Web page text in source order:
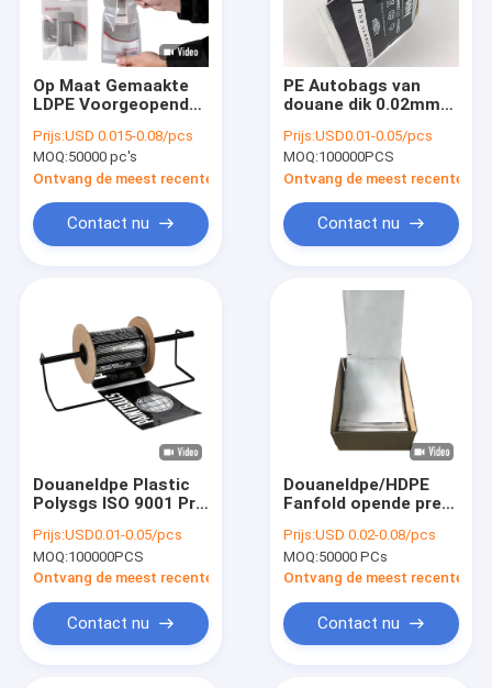
Op Maat Gemaakte
LDPE Voorgeopende
Automatische
Verpakkingsmachines
Prijs:USD 0.015-0.08/pcs
MOQ:50000 pc's
Ontvang de meest recente Prijs
Contact nu
PE Autobags van
douane dik 0.02mm
Zakken op een
Broodje
Prijs:USD0.01-0.05/pcs
MOQ:100000PCS
Ontvang de meest recente
Contact nu
Douaneldpe Plastic
Polysgs ISO 9001 Pre
een Broodje
Prijs:USD0.01-0.05/pcs
MOQ:100000PCS
Ontvang de meest recente Prijs
Contact nu
Douaneldpe/HDPE
Fanfold opende pre
Prijs:USD 0.02-0.08/pcs
MOQ:50000 PCs
Ontvang de meest recente
Contact nu